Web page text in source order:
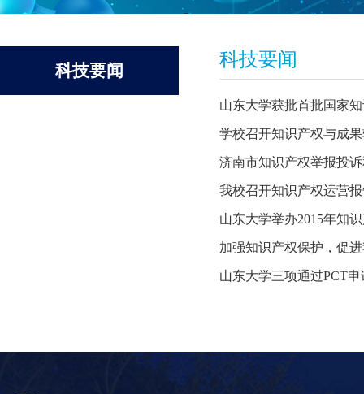
科技要闻
科技要闻
山东大学获批首批国家
学校召开知识产权与成
济南市知识产权举报投
我校召开知识产权运营
山东大学举办2015年知
加强知识产权保护，促
山东大学三项通过PCT